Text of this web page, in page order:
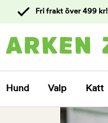
kundtjänst
Fri frakt över 499 kr!
Hund Valp Katt